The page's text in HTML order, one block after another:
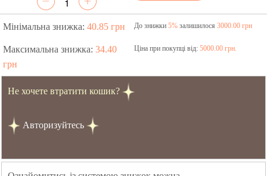
Мінімальна знижка: 40.85 грн До знижки 5%залишилося 3000.00 грн
Максимальна знижка: 34.40
грн
Ціна при покупці від: 5000.00 грн.
Не хочете втратити кошик?
Авторизуйтесь